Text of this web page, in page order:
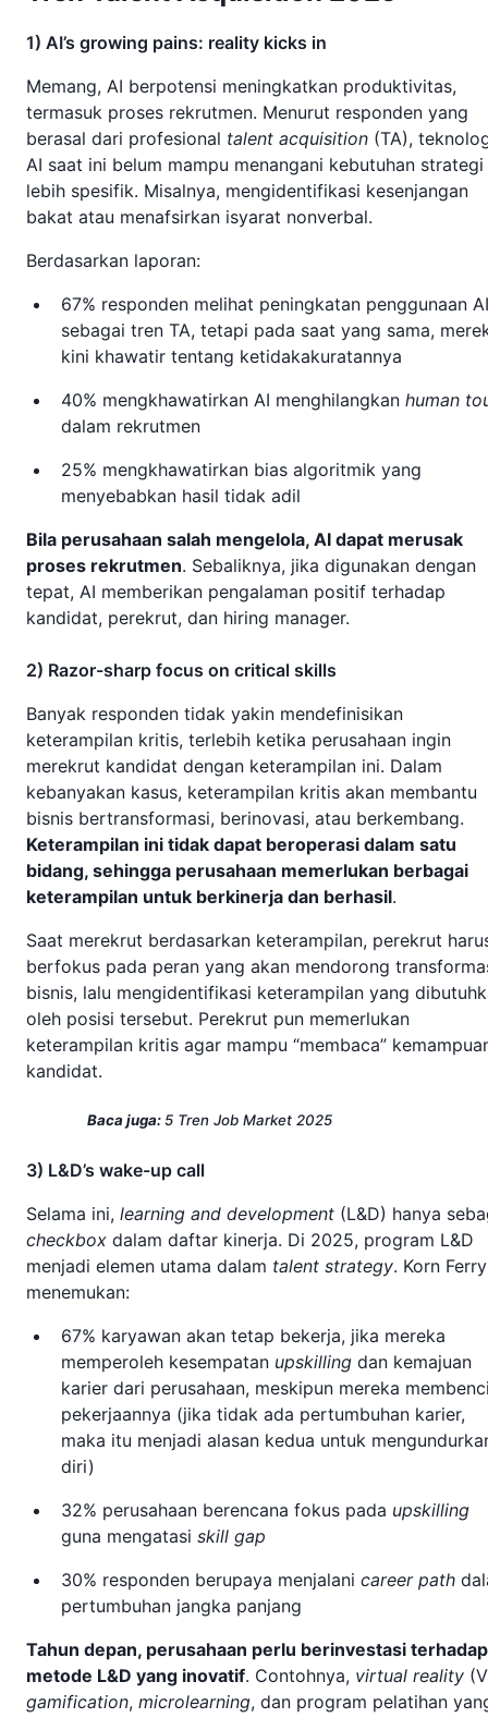
1) AI’s growing pains: reality kicks in
Memang, AI berpotensi meningkatkan produktivitas,
termasuk proses rekrutmen. Menurut responden yang
berasal dari profesional talent acquisition (TA),
AI saat ini belum mampu menangani kebutuhan strategi
lebih spesifik. Misalnya, mengidentifikasi kesenjangan
bakat atau menafsirkan isyarat nonverbal.
Berdasarkan laporan:
67% responden melihat peningkatan penggunaan AI
sebagai tren TA, tetapi pada saat yang sama,
kini khawatir tentang ketidakakuratannya
40% mengkhawatirkan AI menghilangkan human
dalam rekrutmen
25% mengkhawatirkan bias algoritmik yang
menyebabkan hasil tidak adil
Bila perusahaan salah mengelola, AI dapat merusak
proses rekrutmen. Sebaliknya, jika digunakan dengan
tepat, AI memberikan pengalaman positif terhadap
kandidat, perekrut, dan hiring manager.
2) Razor-sharp focus on critical skills
Banyak responden tidak yakin mendefinisikan
keterampilan kritis, terlebih ketika perusahaan ingin
merekrut kandidat dengan keterampilan ini. Dalam
kebanyakan kasus, keterampilan kritis akan membantu
bisnis bertransformasi, berinovasi, atau berkembang.
Keterampilan ini tidak dapat beroperasi dalam satu
bidang, sehingga perusahaan memerlukan berbagai
keterampilan untuk berkinerja dan berhasil.
Saat merekrut berdasarkan keterampilan, perekrut
berfokus pada peran yang akan mendorong
bisnis, lalu mengidentifikasi keterampilan yang
oleh posisi tersebut. Perekrut pun memerlukan
keterampilan kritis agar mampu “membaca”
kandidat.
Baca juga:5 Tren Job Market 2025
3) L&D’s wake-up call
Selama ini, learning and development (L&D) hanya
checkbox dalam daftar kinerja. Di 2025, program L&D
menjadi elemen utama dalam talent strategy. Korn Ferry
menemukan:
67% karyawan akan tetap bekerja, jika mereka
memperoleh kesempatan upskilling dan kemajuan
karier dari perusahaan, meskipun mereka
pekerjaannya (jika tidak ada pertumbuhan karier,
maka itu menjadi alasan kedua untuk
diri)
32% perusahaan berencana fokus pada upskilling
guna mengatasi skill gap
30% responden berupaya menjalani career path
pertumbuhan jangka panjang
Tahun depan, perusahaan perlu berinvestasi terhadap
metode L&D yang inovatif. Contohnya, virtual reality
gamification, microlearning, dan program pelatihan